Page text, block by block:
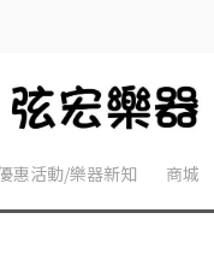
惠活動/樂器新知 商城